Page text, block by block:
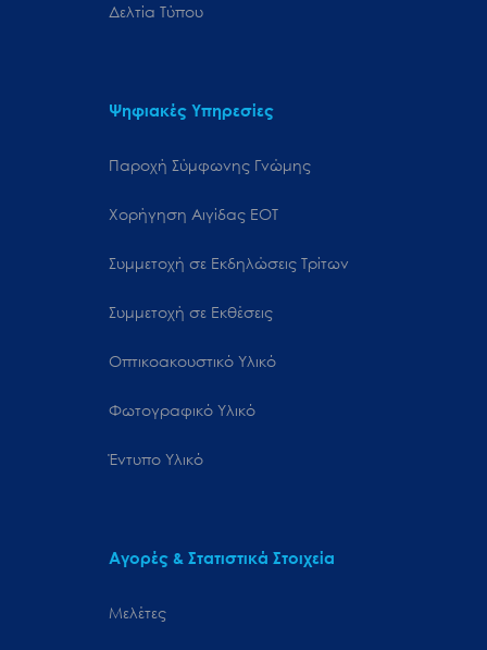
Δελτία Τύπου
Ψηφιακές Υπηρεσίες
Παροχή Σύμφωνης Γνώμης
Χορήγηση Αιγίδας ΕΟΤ
Συμμετοχή σε Εκδηλώσεις Τρίτων
Συμμετοχή σε Εκθέσεις
Οπτικοακουστικό Υλικό
Φωτογραφικό Υλικό
Έντυπο Υλικό
Αγορές & Στατιστικά Στοιχεία
Μελέτες